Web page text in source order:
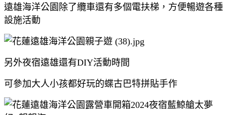
遠雄海洋公園除了纜車還有多個電扶梯，方便暢遊各種
設施活動
另外夜宿遠雄還有DIY活動時間
可參加大人小孩都好玩的蝶古巴特拼貼手作